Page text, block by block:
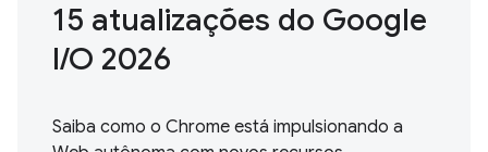
15 atualizações do Google
I / O 2026
Saiba como o Chrome está impulsionando a